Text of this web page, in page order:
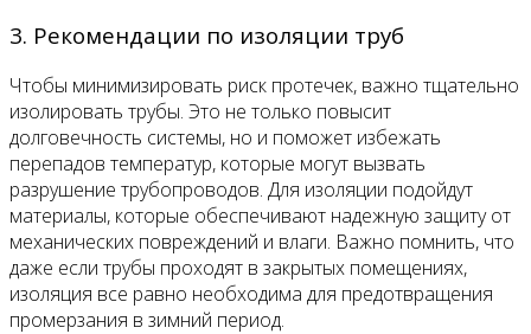
3. Рекомендации по изоляции труб
Чтобы минимизировать риск протечек, важно тщательно
изолировать трубы. Это не только повысит
долговечность системы, но и поможет избежать
перепадов температур, которые могут вызвать
разрушение трубопроводов. Для изоляции подойдут
материалы, которые обеспечивают надежную защиту от
механических повреждений и влаги. Важно помнить, что
даже если трубы проходят в закрытых помещениях,
изоляция все равно необходима для предотвращения
промерзания в зимний период.